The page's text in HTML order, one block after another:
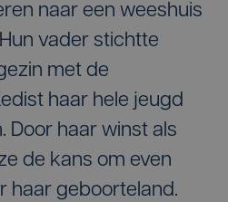
naar een weeshuis
vader stichtte
met de
haar hele jeugd
Door haar winst als
de kans om even
haar geboorteland.